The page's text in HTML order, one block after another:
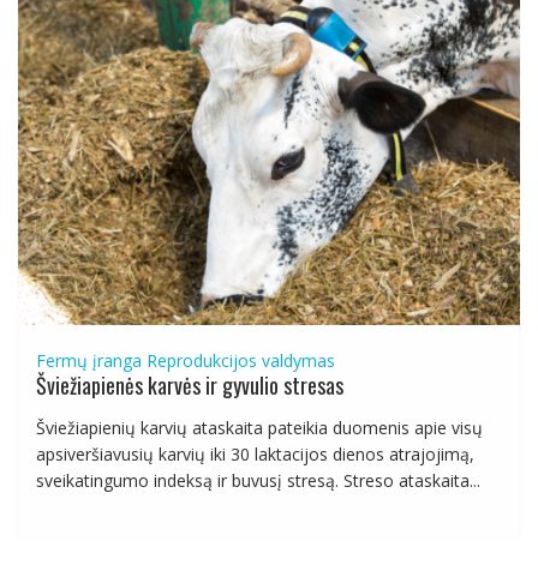
Fermų įranga Reprodukcijos valdymas
Šviežiapienės karvės ir gyvulio stresas
Šviežiapienių karvių ataskaita pateikia duomenis apie visų
apsiveršiavusių karvių iki 30 laktacijos dienos atrajojimą,
sveikatingumo indeksą ir buvusį stresą. Streso ataskaita...